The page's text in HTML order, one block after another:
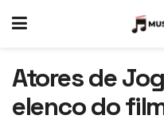
Atores de
elenco do